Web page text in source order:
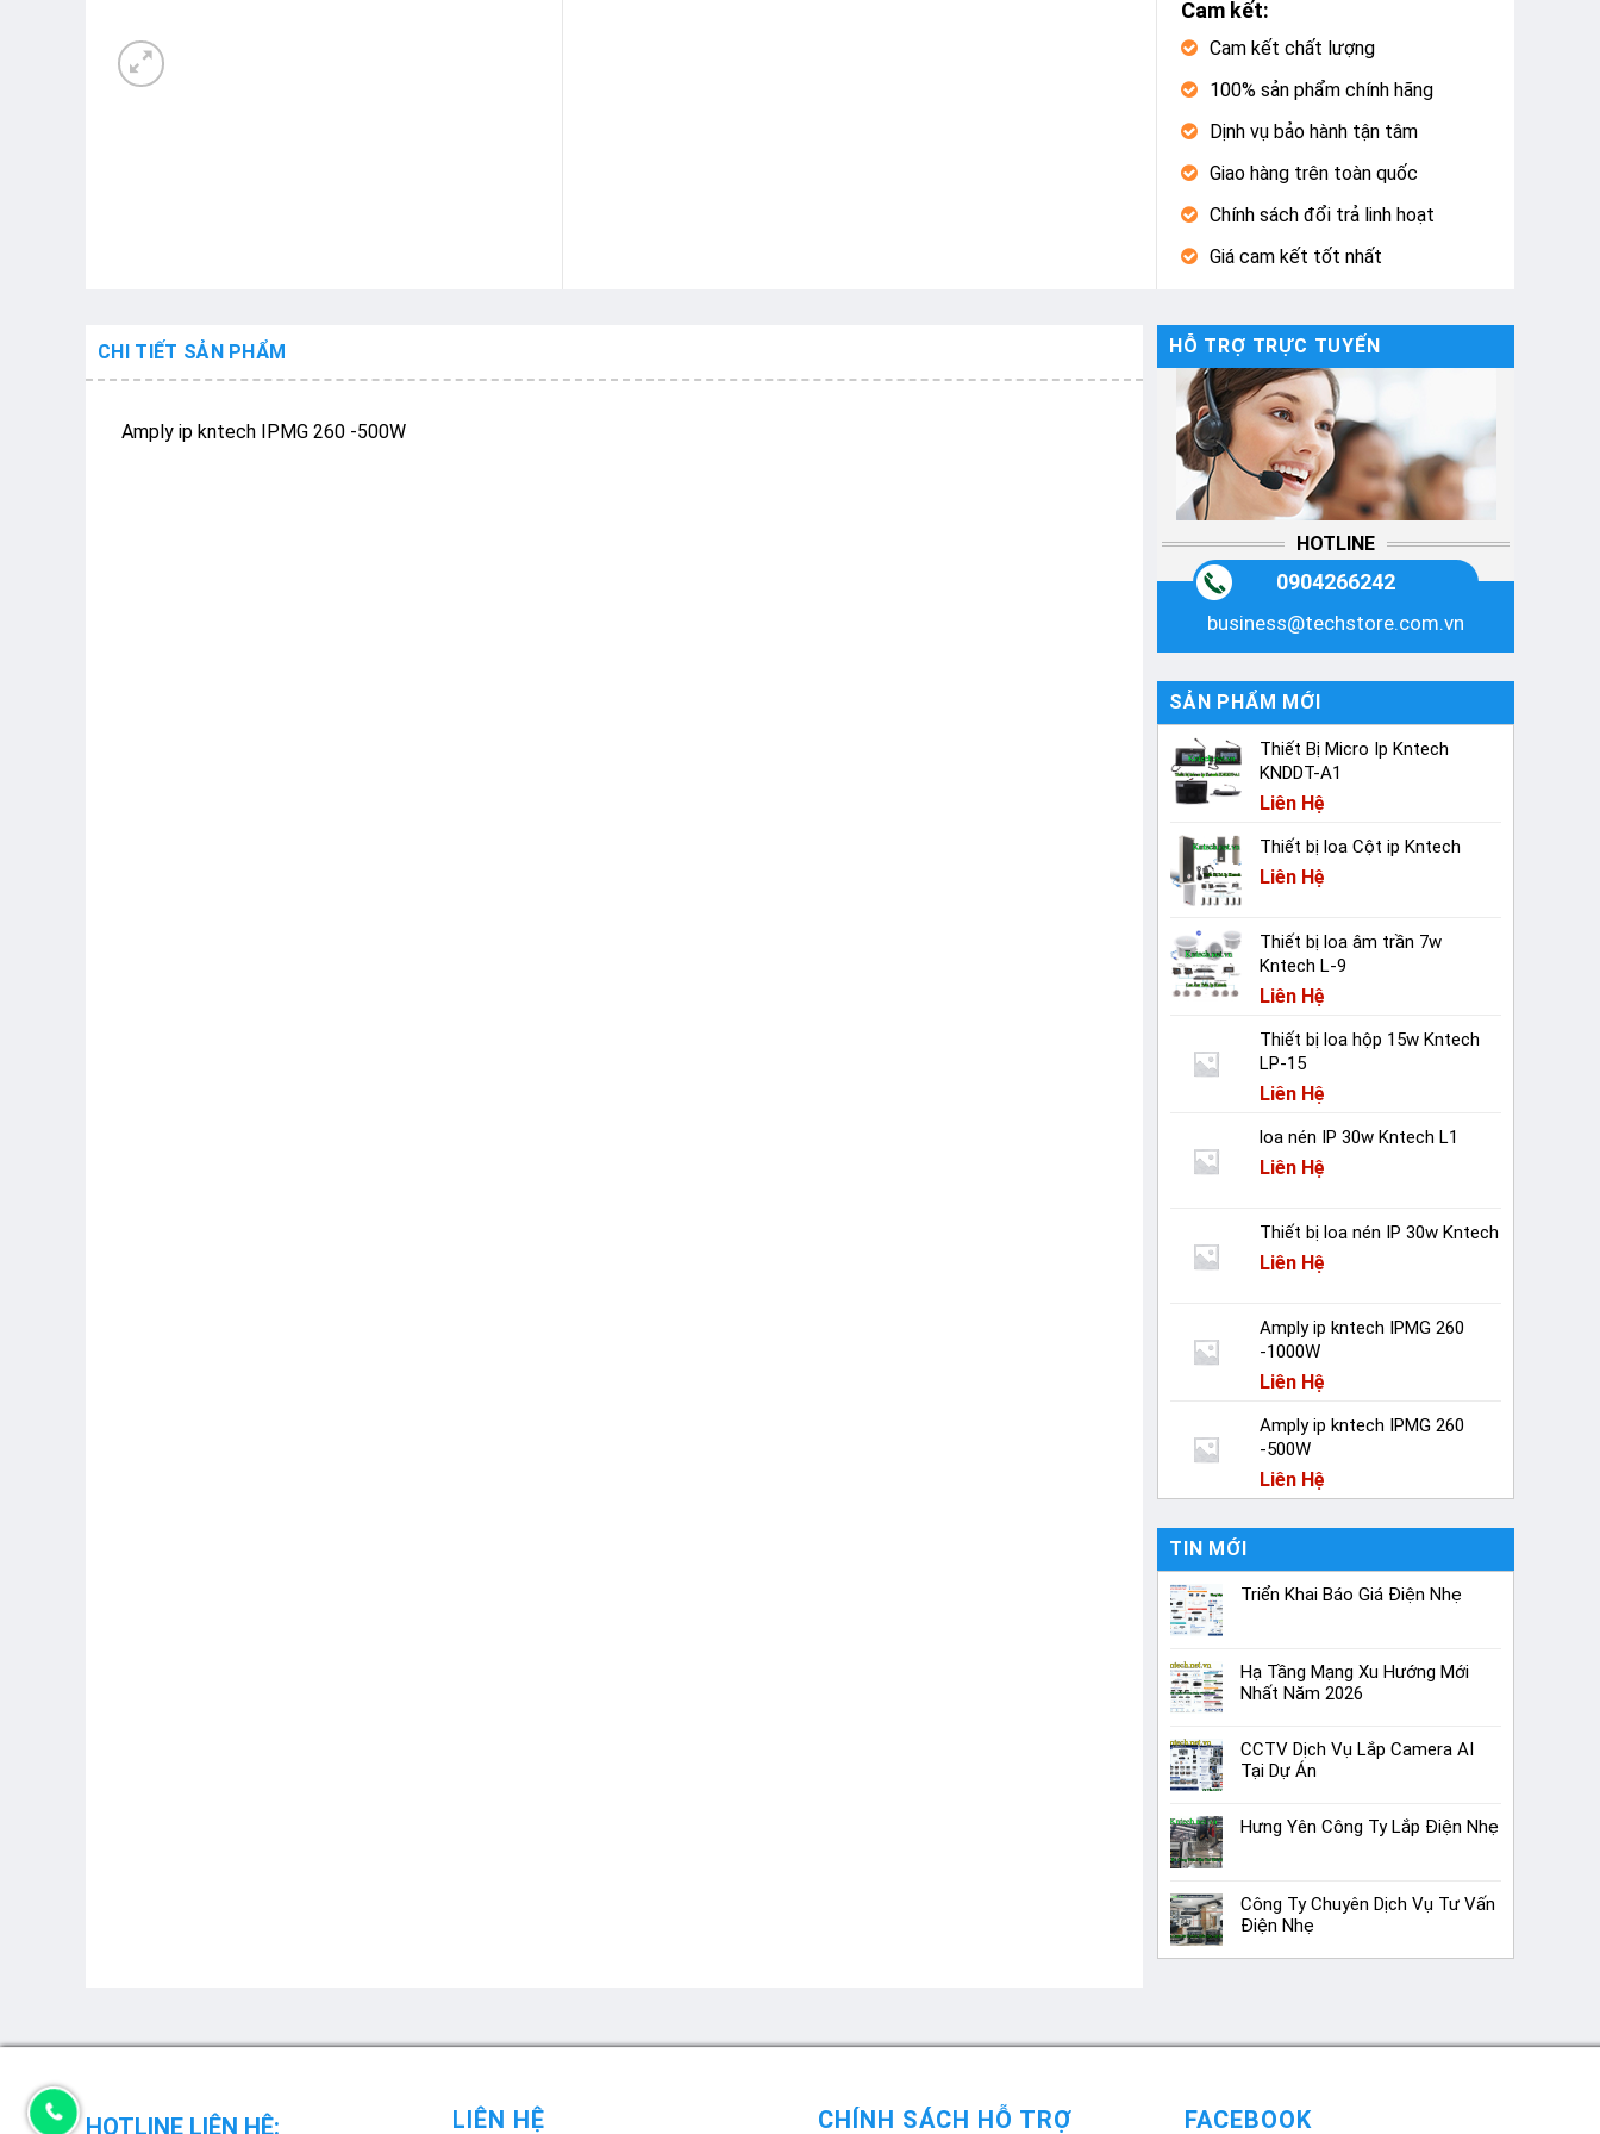
Cam kết:
Cam kết chất lượng
100% sản phẩm chính hãng
Dịnh vụ bảo hành tận tâm
Giao hàng trên toàn quốc
Chính sách đổi trả linh hoạt
Giá cam kết tốt nhất
CHI TIẾT SẢN PHẨM
Amply ip kntech IPMG 260 -500W
HỖ TRỢ TRỰC TUYẾN
HOTLINE
0904266242
business@techstore.com.vn
SẢN PHẨM MỚI
Thiết Bị Micro Ip Kntech
KNDDT-A1
Liên Hệ
Thiết bị loa Cột ip Kntech
Liên Hệ
Thiết bị loa âm trần 7w
Kntech L-9
Liên Hệ
Thiết bị loa hộp 15w Kntech
LP-15
Liên Hệ
loa nén IP 30w Kntech L1
Liên Hệ
Thiết bị loa nén IP 30w Kntech
Liên Hệ
Amply ip kntech IPMG 260
-1000W
Liên Hệ
Amply ip kntech IPMG 260
-500W
Liên Hệ
TIN MỚI
Triển Khai Báo Giá Điện Nhẹ
Hạ Tầng Mạng Xu Hướng Mới
Nhất Năm 2026
CCTV Dịch Vụ Lắp Camera AI
Tại Dự Án
Hưng Yên Công Ty Lắp Điện Nhẹ
Công Ty Chuyên Dịch Vụ Tư Vấn
Điện Nhẹ
HOTLINE LIÊN HỆ: LIÊN HỆ CHÍNH SÁCH HỖ TRỢ FACEBOOK